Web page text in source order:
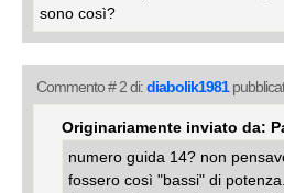
sono così?
Commento # 2 di:diabolik1981
Originariamente inviato da:
numero guida 14? non
fossero così "bassi" di